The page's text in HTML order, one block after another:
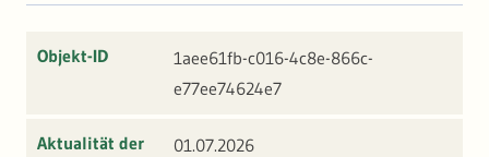
Objekt-ID
1aee61fb-c016-4c8e-866c-
e77ee74624e7
Aktualität der
01.07.2026